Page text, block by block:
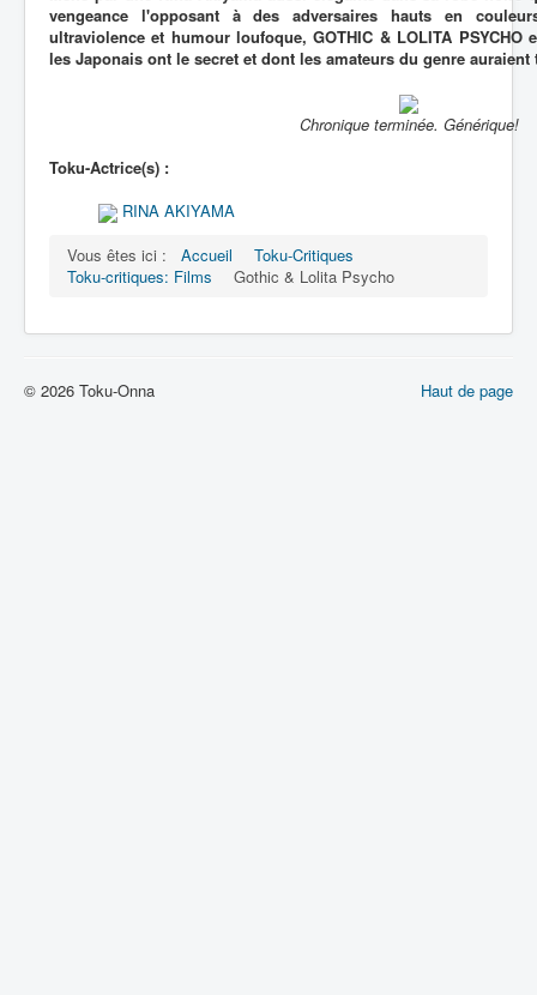
vengeance l'opposant à des adversaires hauts en
ultraviolence et humour loufoque, GOTHIC & LOLITA
les Japonais ont le secret et dont les amateurs du genre auraient
Chronique terminée. Générique!
Toku-Actrice(s) :
RINA AKIYAMA
Vous êtes ici :
Accueil
Toku-Critiques
Toku-critiques: Films
Gothic & Lolita Psycho
Haut de page
© 2026 Toku-Onna